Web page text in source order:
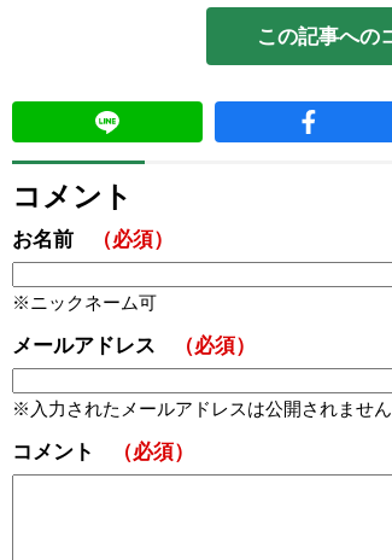
この記事への
コメント
お名前 （必須）
ニックネーム可
メールアドレス （必須）
入力されたメールアドレスは公開されません
コメント （必須）